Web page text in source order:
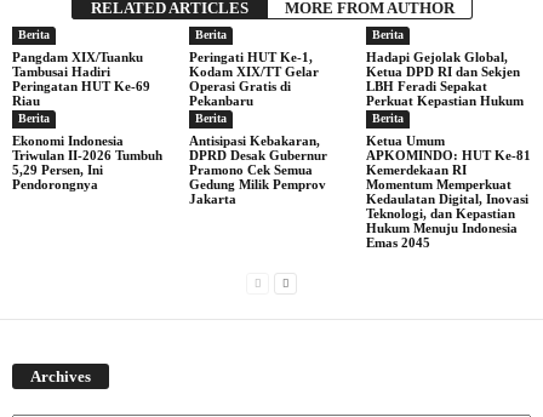
RELATED ARTICLES MORE FROM AUTHOR
Berita
Pangdam XIX/Tuanku
Tambusai Hadiri
Peringatan HUT Ke-69
Riau
Berita
Peringati HUT Ke-1,
Kodam XIX/TT Gelar
Operasi Gratis di
Pekanbaru
Berita
Hadapi Gejolak Global,
Ketua DPD RI dan Sekjen
LBH Feradi Sepakat
Perkuat Kepastian Hukum
Berita
Ekonomi Indonesia
Triwulan II-2026 Tumbuh
5,29 Persen, Ini
Pendorongnya
Berita
Antisipasi Kebakaran,
DPRD Desak Gubernur
Pramono Cek Semua
Gedung Milik Pemprov
Jakarta
Berita
Ketua Umum
APKOMINDO: HUT Ke-81
Kemerdekaan RI
Momentum Memperkuat
Kedaulatan Digital, Inovasi
Teknologi, dan Kepastian
Hukum Menuju Indonesia
Emas 2045
Archives